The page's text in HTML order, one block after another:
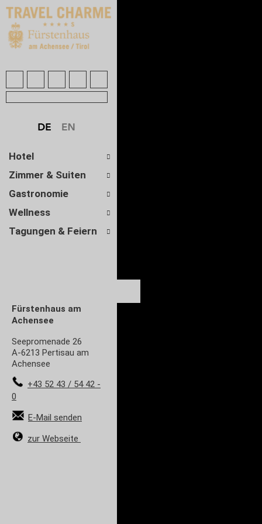
Hotel
Zimmer & Suiten
Gastronomie
Wellness
Tagungen & Feiern
Fürstenhaus am
Achensee
Seepromenade 26
A-6213 Pertisau am
Achensee
+43 52 43 / 54 42 -
0
E-Mail senden
zur Webseite